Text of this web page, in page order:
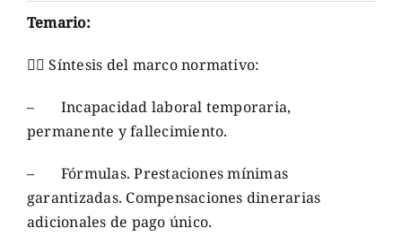
Temario:
👉🏼 Síntesis del marco normativo:
– Incapacidad laboral temporaria,
permanente y fallecimiento.
– Fórmulas. Prestaciones mínimas
garantizadas. Compensaciones dinerarias
adicionales de pago único.